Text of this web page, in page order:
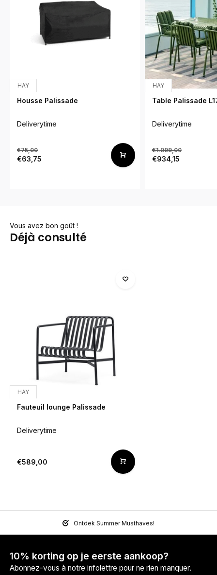
HAY
Housse Palissade
Deliverytime
€75,00
€63,75
HAY
Table Palissade
Deliverytime
€1.099,00
€934,15
Vous avez bon goût !
Déjà consulté
HAY
Fauteuil lounge Palissade
Deliverytime
€589,00
Ontdek Summer Musthaves!
10% korting op je eerste aankoop?
Abonnez-vous à notre infolettre pour ne rien manquer.